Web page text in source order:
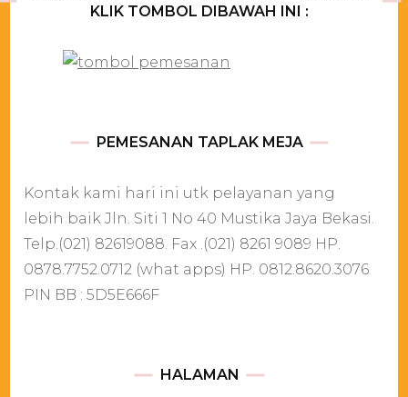
KLIK TOMBOL DIBAWAH INI :
PEMESANAN TAPLAK MEJA
Kontak kami hari ini utk pelayanan yang
lebih baik Jln. Siti 1 No 40 Mustika Jaya Bekasi.
Telp.(021) 82619088. Fax .(021) 8261 9089 HP.
0878.7752.0712 (what apps) HP. 0812.8620.3076
PIN BB : 5D5E666F
HALAMAN